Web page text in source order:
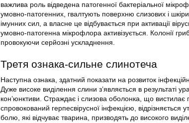
важлива роль відведена патогенної бактеріальної
умовно-патогенних, гвалтують поверхню слизових і
імунних сил, а власне це відбувається при активації
умовно-патогенна мікрофлора активізується. Колонії
провокуючи серйозні ускладнення.
Третя ознака-сильне слинотеча
Наступна ознака, здатний показати на розвиток
Дуже високе виділення слини з’являється в результаті
кон’юнктиви. Страждає і слизова оболонка, що вистилає
спровокований герпесвірусної інфекцією, відрізняється
болю, які відчуває тварина, призводять до високого